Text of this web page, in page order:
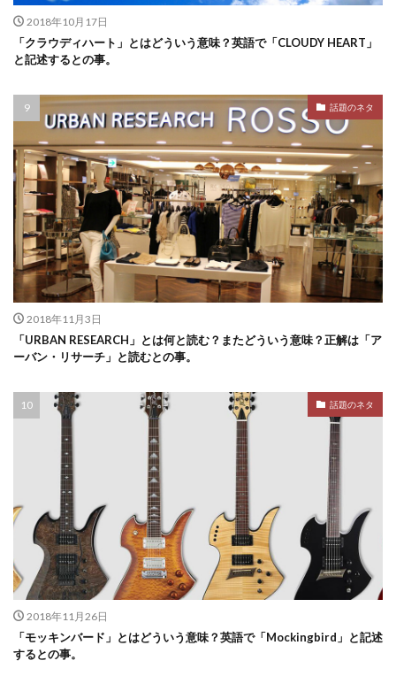
2018年10月17日
「クラウディハート」とはどういう意味？英語で「CLOUDY HEART」
と記述するとの事。
話題のネタ
2018年11月3日
「URBAN RESEARCH」とは何と読む？またどういう意味？正解は「ア
ーバン・リサーチ」と読むとの事。
話題のネタ
2018年11月26日
「モッキンバード」とはどういう意味？英語で「Mockingbird」と記述
するとの事。